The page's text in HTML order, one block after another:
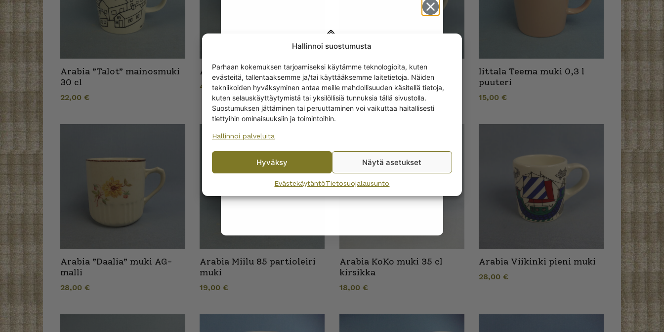
Hallinnoi suostumusta
Parhaan kokemuksen tarjoamiseksi käytämme teknologioita, kuten
evästeitä, tallentaaksemme ja/tai käyttääksemme laitetietoja. Näiden
tekniikoiden hyväksyminen antaa meille mahdollisuuden käsitellä tietoja,
kuten selauskäyttäytymistä tai yksilöllisiä tunnuksia tällä sivustolla.
Suostumuksen jättäminen tai peruuttaminen voi vaikuttaa haitallisesti
tiettyihin ominaisuuksiin ja toimintoihin.
Hallinnoi palveluita
Hyväksy Näytä asetukset
EvästekäytäntöTietosuojalausunto
Arabia ”Talot” mainosmuki
30 cl
22,00 €
Arabia Pirtti muki 50-luku
48,00€
Arabia Mainio Sarastus
muki 0,3 l Roosa nauha
18,00€
Iittala Teema muki 0,3 l
puuteri
15,00 €
Arabia ”Daalia” muki AG-
malli
28,00 €
Arabia Miilu 85 partioleiri
muki
19,00€
Arabia KoKo muki 35 cl
kirsikka
18,00 €
Arabia Viikinki pieni muki
28,00 €
Get -5%
off?
Yes! I want the discount
By subscribing to the newsletter, you consent to receiving messages from
Wanhojen kuppien and confirm that you have read and accepted